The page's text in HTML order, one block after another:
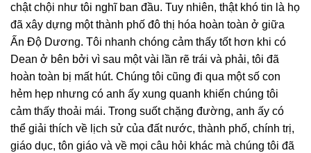
chật chội như tôi nghĩ ban đầu. Tuy nhiên, thật khó tin là họ
đã xây dựng một thành phố đô thị hóa hoàn toàn ở giữa
Ấn Độ Dương. Tôi nhanh chóng cảm thấy tốt hơn khi có
Dean ở bên bởi vì sau một vài lần rẽ trái và phải, tôi đã
hoàn toàn bị mất hút. Chúng tôi cũng đi qua một số con
hẻm hẹp nhưng có anh ấy xung quanh khiến chúng tôi
cảm thấy thoải mái. Trong suốt chặng đường, anh ấy có
thể giải thích về lịch sử của đất nước, thành phố, chính trị,
giáo dục, tôn giáo và về mọi câu hỏi khác mà chúng tôi đã